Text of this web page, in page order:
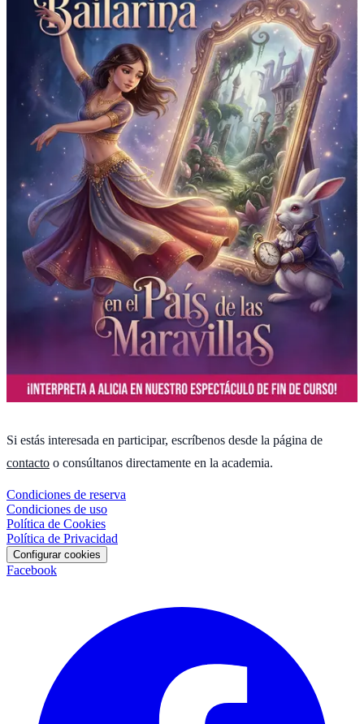
Si estás interesada en participar, escríbenos desde la página de
contacto o consúltanos directamente en la academia.
Condiciones de reserva
Condiciones de uso
Política de Cookies
Política de Privacidad
Configurar cookies
Facebook